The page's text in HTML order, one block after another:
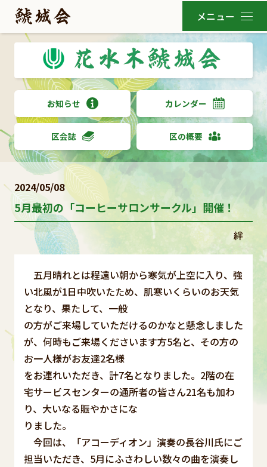
お知らせ カレンダー
区会誌 区の概要
2024/05/08
5月最初の「コーヒーサロンサークル」開催！
絆
五月晴れとは程遠い朝から寒気が上空に入り、強
い北風が1日中吹いたため、肌寒いくらいのお天気
となり、果たして、一般
の方がご来場していただけるのかなと懸念しました
が、何時もご来場くださいます方5名と、その方の
お一人様がお友達2名様
をお連れいただき、計7名となりました。2階の在
宅サービスセンターの通所者の皆さん21名も加わ
り、大いなる賑やかさにな
りました。
今回は、「アコーディオン」演奏の長谷川氏にご
担当いただき、5月にふさわしい数々の曲を演奏し